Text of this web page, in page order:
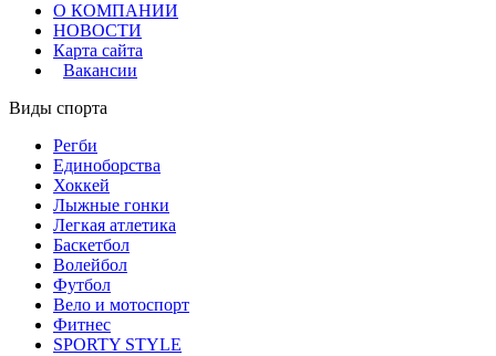
О КОМПАНИИ
НОВОСТИ
Карта сайта
Вакансии
Виды спорта
Регби
Единоборства
Хоккей
Лыжные гонки
Легкая атлетика
Баскетбол
Волейбол
Футбол
Вело и мотоспорт
Фитнес
SPORTY STYLE